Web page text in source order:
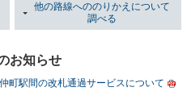
他の路線へののりかえについて
調べる
お知らせ
町駅間の改札通過サービスについて